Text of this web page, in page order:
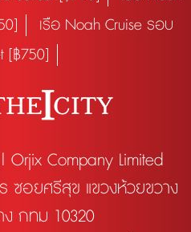
เรือ Noah Cruise รอบ
[฿750]
Company Limited
ซอยศรีสุข แขวงห้วยขวาง
ง กทม 10320